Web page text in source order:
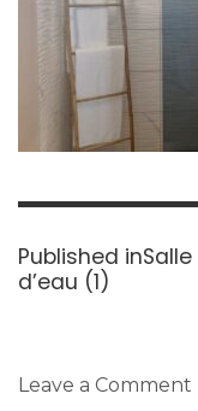
Navigation
de
l’article
Published inSalle
d’eau (1)
Leave a Comment